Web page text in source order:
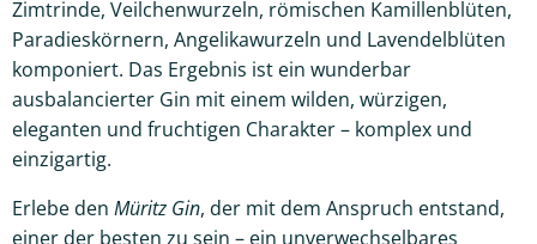
Zimtrinde, Veilchenwurzeln, römischen Kamillenblüten,
Paradieskörnern, Angelikawurzeln und Lavendelblüten
komponiert. Das Ergebnis ist ein wunderbar
ausbalancierter Gin mit einem wilden, würzigen,
eleganten und fruchtigen Charakter – komplex und
einzigartig.
Erlebe den Müritz Gin, der mit dem Anspruch entstand,
einer der besten zu sein – ein unverwechselbares